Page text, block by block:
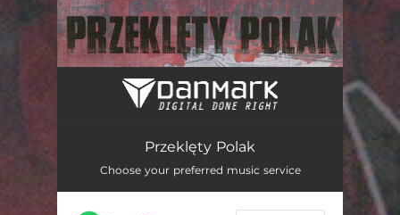
Przeklęty Polak
Blada Ballada 04:19
Przeklęty Polak
Choose your preferred music service